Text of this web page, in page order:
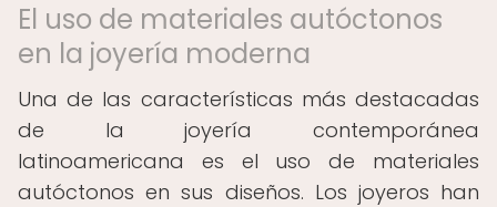
El uso de materiales autóctonos
en la joyería moderna
Una de las características más destacadas
de la joyería contemporánea
latinoamericana es el uso de materiales
autóctonos en sus diseños. Los joyeros han